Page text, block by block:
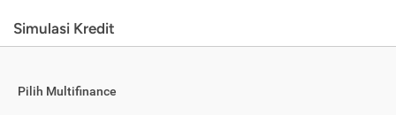
Simulasi Kredit
Pilih Multifinance